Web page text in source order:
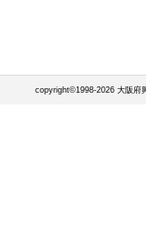
copyright©1998-2026 大阪府